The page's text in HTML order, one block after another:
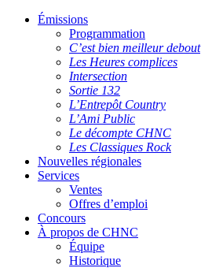
Émissions
Programmation
C’est bien meilleur debout
Les Heures complices
Intersection
Sortie 132
L’Entrepôt Country
L’Ami Public
Le décompte CHNC
Les Classiques Rock
Nouvelles régionales
Services
Ventes
Offres d’emploi
Concours
À propos de CHNC
Équipe
Historique